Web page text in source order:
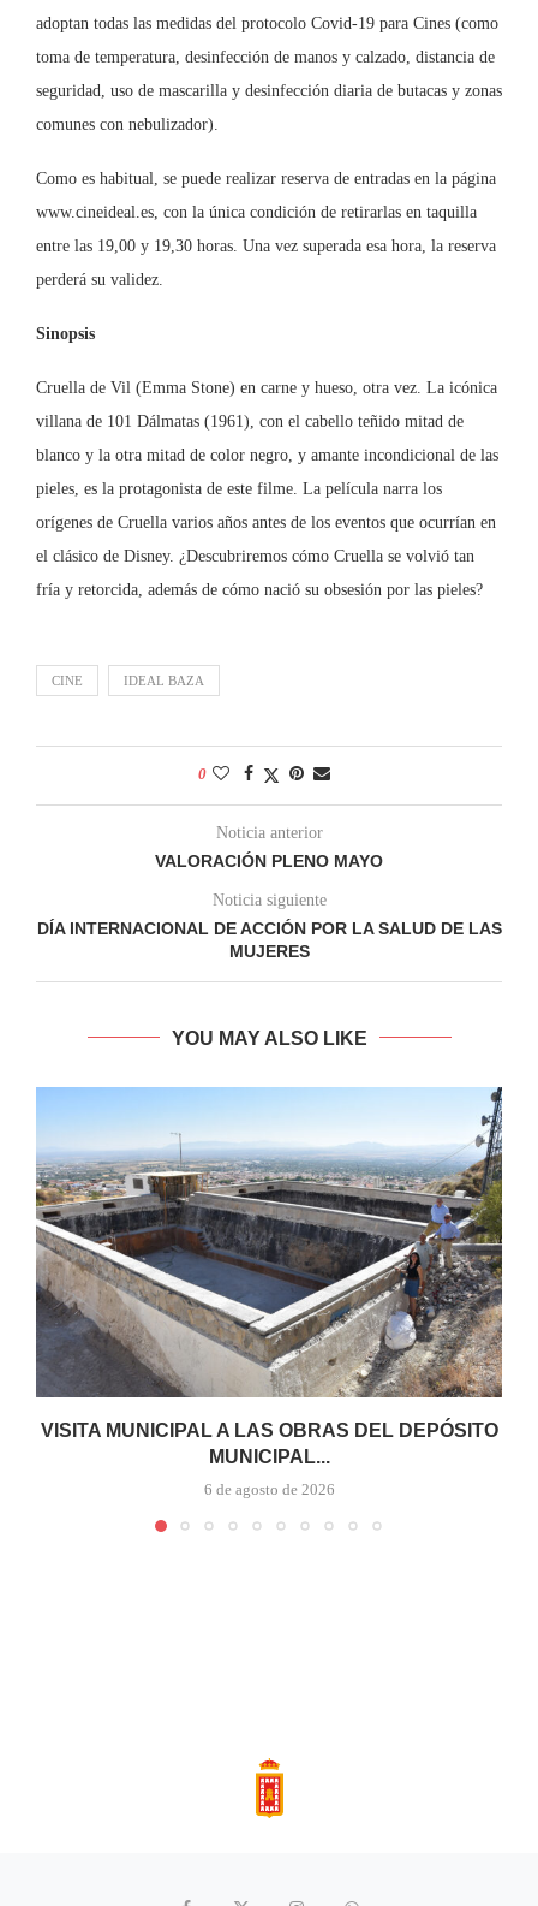
adoptan todas las medidas del protocolo Covid-19 para Cines (como
toma de temperatura, desinfección de manos y calzado, distancia de
seguridad, uso de mascarilla y desinfección diaria de butacas y zonas
comunes con nebulizador).
Como es habitual, se puede realizar reserva de entradas en la página
www.cineideal.es, con la única condición de retirarlas en taquilla
entre las 19,00 y 19,30 horas. Una vez superada esa hora, la reserva
perderá su validez.
Sinopsis
Cruella de Vil (Emma Stone) en carne y hueso, otra vez. La icónica
villana de 101 Dálmatas (1961), con el cabello teñido mitad de
blanco y la otra mitad de color negro, y amante incondicional de las
pieles, es la protagonista de este filme. La película narra los
orígenes de Cruella varios años antes de los eventos que ocurrían en
el clásico de Disney. ¿Descubriremos cómo Cruella se volvió tan
fría y retorcida, además de cómo nació su obsesión por las pieles?
CINE IDEAL BAZA
0
Noticia anterior
VALORACIÓN PLENO MAYO
Noticia siguiente
DÍA INTERNACIONAL DE ACCIÓN POR LA SALUD DE LAS
MUJERES
YOU MAY ALSO LIKE
VISITA MUNICIPAL A LAS OBRAS DEL DEPÓSITO
MUNICIPAL...
6 de agosto de 2026